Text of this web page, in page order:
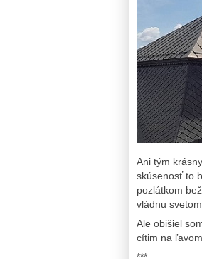
Ani tým
skúsenosť to
pozlátkom
vládnu
Ale obišiel
cítim na